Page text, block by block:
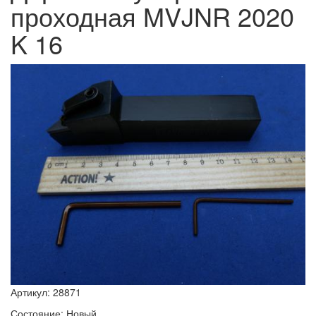
проходная MVJNR 2020
K 16
Артикул: 28871